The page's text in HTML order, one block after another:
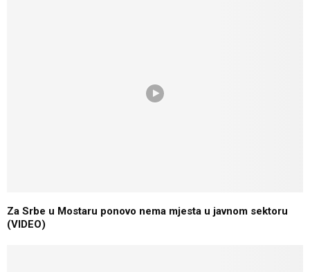
Za Srbe u Mostaru ponovo nema mjesta u javnom sektoru
(VIDEO)